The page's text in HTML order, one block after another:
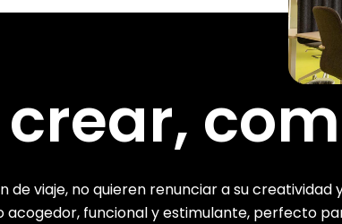
crear,
de viaje, no quieren renunciar a su
funcional y estimulante, perfecto